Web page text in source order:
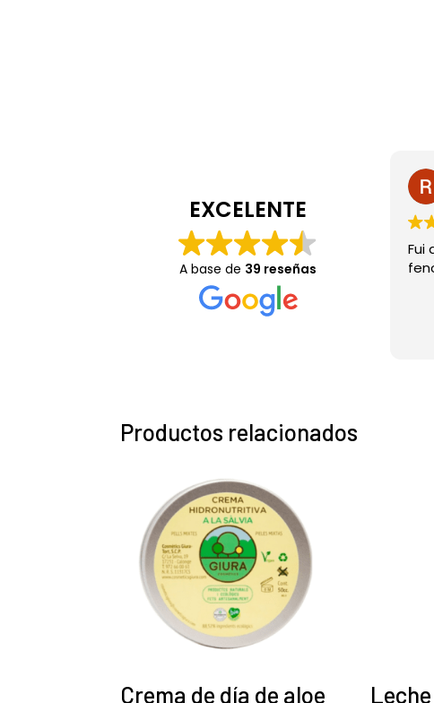
EXCELENTE
A base de 39 reseñas
Fui
Productos relacionados
Crema de día de aloe